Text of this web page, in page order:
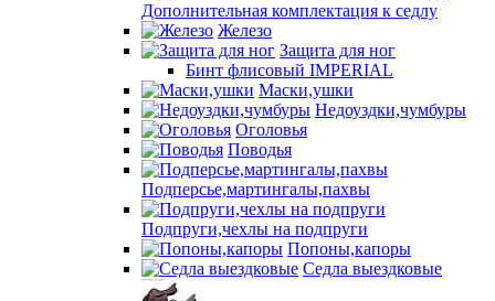
Дополнительная комплектация к седлу
Железо
Защита для ног
Бинт флисовый IMPERIAL
Маски,ушки
Недоуздки,чумбуры
Оголовья
Поводья
Подперсье,мартингалы,пахвы
Подпруги,чехлы на подпруги
Попоны,капоры
Седла выездковые